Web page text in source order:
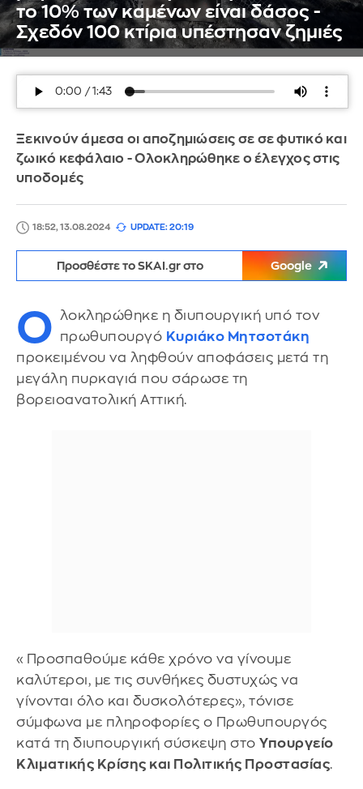
το 10% των καμένων είναι δάσος -
Σχεδόν 100 κτίρια υπέστησαν ζημιές
Ξεκινούν άμεσα οι αποζημιώσεις σε σε φυτικό και
ζωικό κεφάλαιο - Ολοκληρώθηκε ο έλεγχος στις
υποδομές
18:52, 13.08.2024 UPDATE: 20:19
Προσθέστε το SKAI.gr στο Google
Ο
λοκληρώθηκε η διυπουργική υπό τον
πρωθυπουργό Κυριάκο Μητσοτάκη
προκειμένου να ληφθούν αποφάσεις μετά τη
μεγάλη πυρκαγιά που σάρωσε τη
βορειοανατολική Αττική.
«Προσπαθούμε κάθε χρόνο να γίνουμε
καλύτεροι, με τις συνθήκες δυστυχώς να
γίνονται όλο και δυσκολότερες», τόνισε
σύμφωνα με πληροφορίες ο Πρωθυπουργός
κατά τη διυπουργική σύσκεψη στο Υπουργείο
Κλιματικής Κρίσης και Πολιτικής Προστασίας.